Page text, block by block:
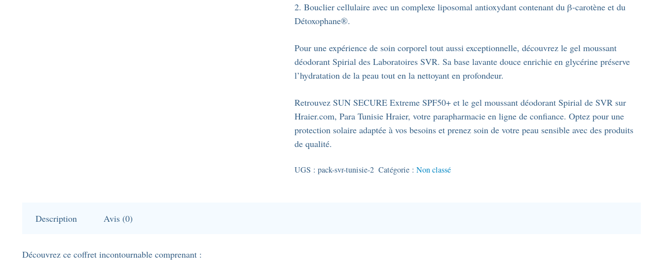
2. Bouclier cellulaire avec un complexe liposomal antioxydant contenant du β-carotène et du
Détoxophane®.
Pour une expérience de soin corporel tout aussi exceptionnelle, découvrez le gel moussant
déodorant Spirial des Laboratoires SVR. Sa base lavante douce enrichie en glycérine préserve
l’hydratation de la peau tout en la nettoyant en profondeur.
Retrouvez SUN SECURE Extreme SPF50+ et le gel moussant déodorant Spirial de SVR sur
Hraier.com, Para Tunisie Hraier, votre parapharmacie en ligne de confiance. Optez pour une
protection solaire adaptée à vos besoins et prenez soin de votre peau sensible avec des produits
de qualité.
UGS : pack-svr-tunisie-2 Catégorie :Non classé
Description Avis (0)
Découvrez ce coffret incontournable comprenant :